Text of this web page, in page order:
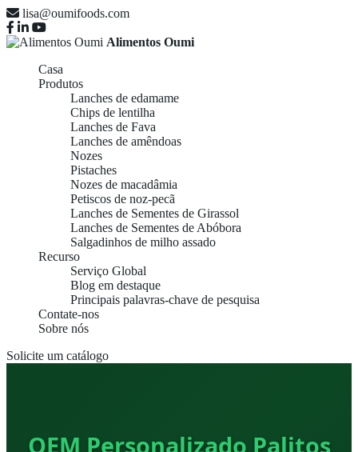
lisa@oumifoods.com
Alimentos Oumi
Casa
Produtos
Lanches de edamame
Chips de lentilha
Lanches de Fava
Lanches de amêndoas
Nozes
Pistaches
Nozes de macadâmia
Petiscos de noz-pecã
Lanches de Sementes de Girassol
Lanches de Sementes de Abóbora
Salgadinhos de milho assado
Recurso
Serviço Global
Blog em destaque
Principais palavras-chave de pesquisa
Contate-nos
Sobre nós
Solicite um catálogo
OEM Personalizado Palitos